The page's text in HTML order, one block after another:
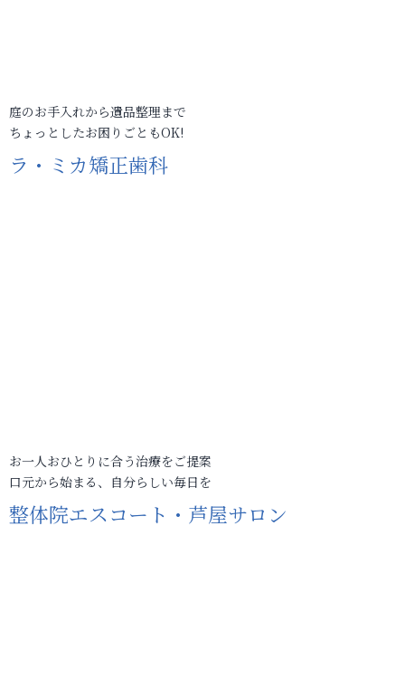
庭のお手入れから遺品整理まで
ちょっとしたお困りごともOK!
ラ・ミカ矯正歯科
お一人おひとりに合う治療をご提案
口元から始まる、自分らしい毎日を
整体院エスコート・芦屋サロン